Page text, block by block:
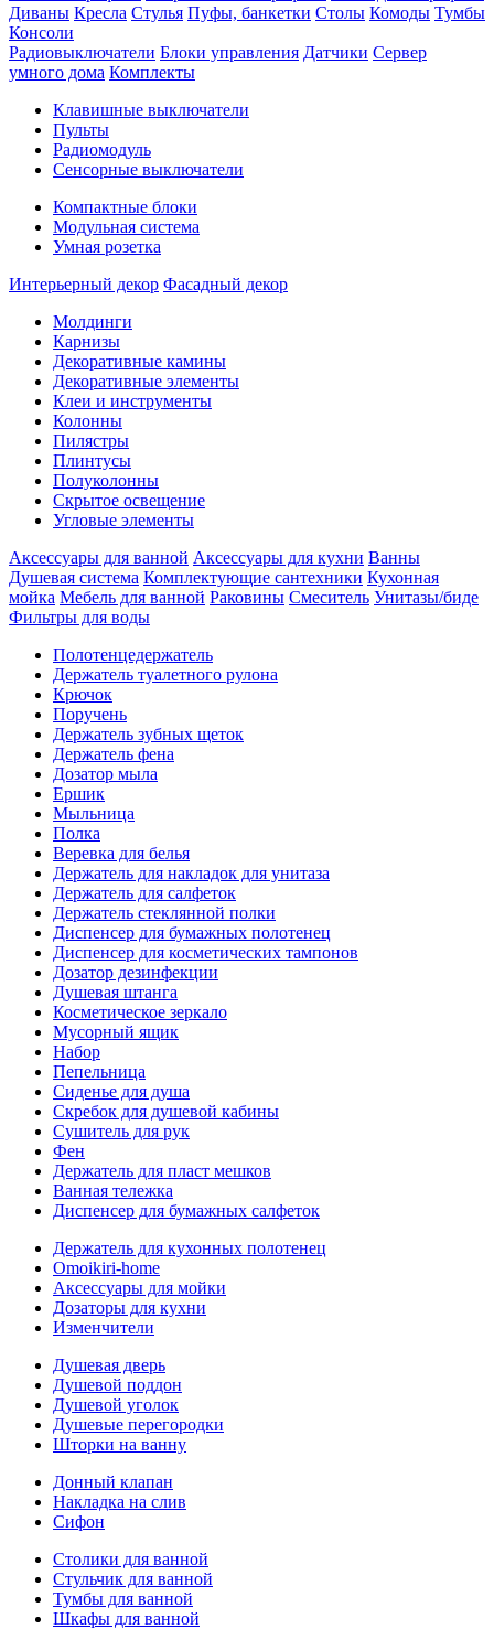
Диваны Кресла Стулья Пуфы, банкетки Столы Комоды Тумбы
Консоли
Радиовыключатели Блоки управления Датчики Сервер
умного дома Комплекты
Клавишные выключатели
Пульты
Радиомодуль
Сенсорные выключатели
Компактные блоки
Модульная система
Умная розетка
Интерьерный декор Фасадный декор
Молдинги
Карнизы
Декоративные камины
Декоративные элементы
Клеи и инструменты
Колонны
Пилястры
Плинтусы
Полуколонны
Скрытое освещение
Угловые элементы
Аксессуары для ванной Аксессуары для кухни Ванны
Душевая система Комплектующие сантехники Кухонная
мойка Мебель для ванной Раковины Смеситель Унитазы/биде
Фильтры для воды
Полотенцедержатель
Держатель туалетного рулона
Крючок
Поручень
Держатель зубных щеток
Держатель фена
Дозатор мыла
Eршик
Мыльница
Полка
Веревка для белья
Держатель для накладок для унитаза
Держатель для салфеток
Держатель стеклянной полки
Диспенсер для бумажных полотенец
Диспенсер для косметических тампонов
Дозатор дезинфекции
Душевая штанга
Косметическое зеркало
Мусорный ящик
Набор
Пепельница
Сиденье для душа
Скребок для душевой кабины
Сушитель для рук
Фен
Держатель для пласт мешков
Ванная тележка
Диспенсер для бумажных салфеток
Держатель для кухонных полотенец
Omoikiri-home
Аксессуары для мойки
Дозаторы для кухни
Изменчители
Душевая дверь
Душевой поддон
Душевой уголок
Душевые перегородки
Шторки на ванну
Донный клапан
Накладка на слив
Сифон
Столики для ванной
Стульчик для ванной
Тумбы для ванной
Шкафы для ванной